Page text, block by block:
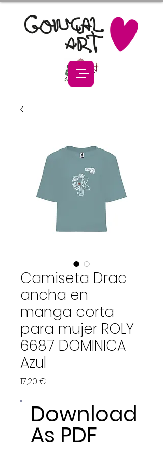
Camiseta Drac
ancha en
manga corta
para mujer ROLY
6687 DOMINICA
Azul
17,20 €
Download
As PDF